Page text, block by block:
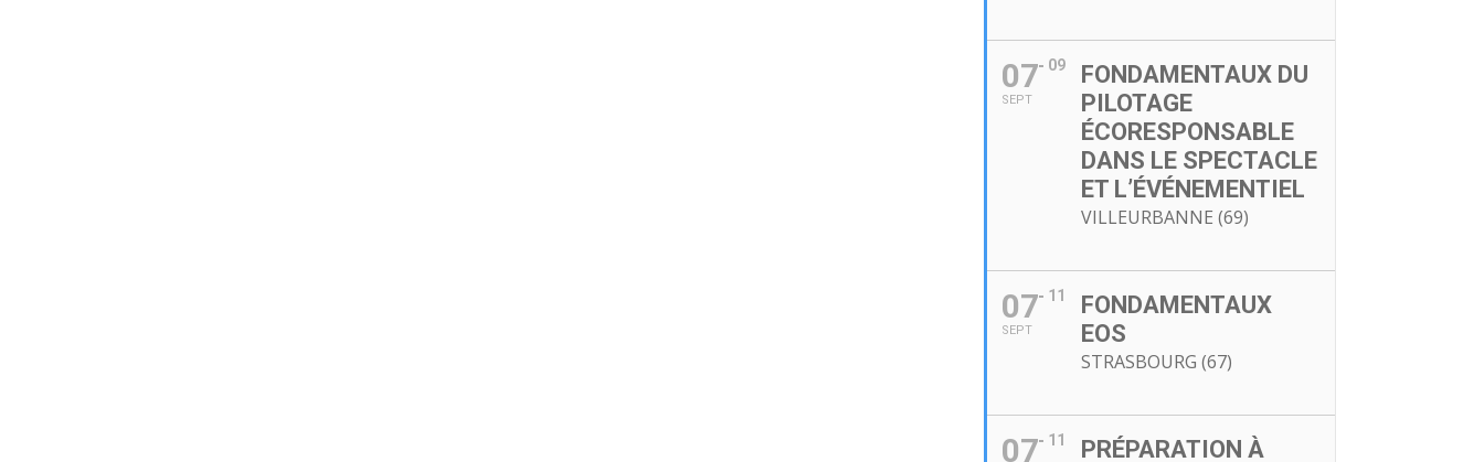
07
SEPT
09
FONDAMENTAUX DU
PILOTAGE
ÉCORESPONSABLE
DANS LE SPECTACLE
ET L’ÉVÉNEMENTIEL
VILLEURBANNE (69)
07
SEPT
11
FONDAMENTAUX
EOS
STRASBOURG (67)
07 11 PRÉPARATION À